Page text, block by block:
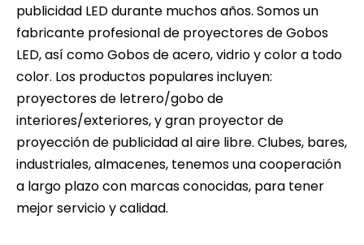
publicidad LED durante muchos años. Somos un
fabricante profesional de proyectores de Gobos
LED, así como Gobos de acero, vidrio y color a todo
color. Los productos populares incluyen:
proyectores de letrero/gobo de
interiores/exteriores, y gran proyector de
proyección de publicidad al aire libre. Clubes, bares,
industriales, almacenes, tenemos una cooperación
a largo plazo con marcas conocidas, para tener
mejor servicio y calidad.